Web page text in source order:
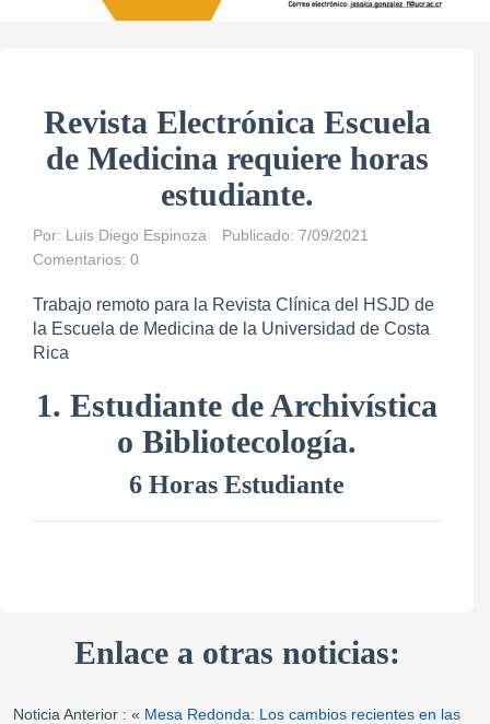
Revista Electrónica Escuela
de Medicina requiere horas
estudiante.
Por: Luis Diego Espinoza
Publicado: 7/09/2021
Comentarios: 0
Trabajo remoto para la Revista Clínica del HSJD de
la Escuela de Medicina de la Universidad de Costa
Rica
1. Estudiante de Archivística
o Bibliotecología.
6 Horas Estudiante
Enlace a otras noticias:
Noticia Anterior : « Mesa Redonda: Los cambios recientes en las